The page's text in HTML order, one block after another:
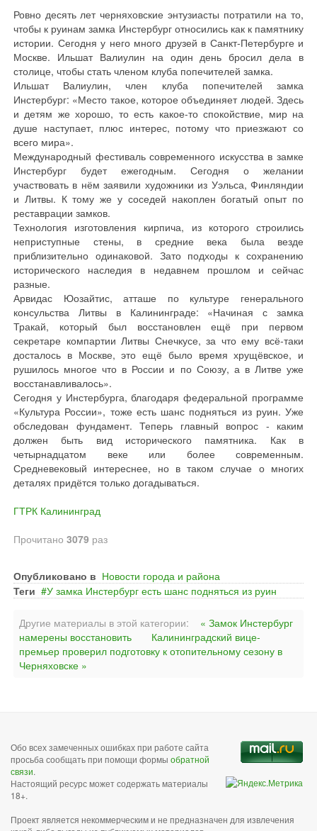
Ровно десять лет черняховские энтузиасты потратили на то,
чтобы к руинам замка Инстербург относились как к памятнику
истории. Сегодня у него много друзей в Санкт-Петербурге и
Москве. Ильшат Валиулин на один день бросил дела в
столице, чтобы стать членом клуба попечителей замка.
Ильшат Валиулин, член клуба попечителей замка
Инстербург: «Место такое, которое объединяет людей. Здесь
и детям же хорошо, то есть какое-то спокойствие, мир на
душе наступает, плюс интерес, потому что приезжают со
всего мира».
Международный фестиваль современного искусства в замке
Инстербург будет ежегодным. Сегодня о желании
участвовать в нём заявили художники из Уэльса, Финляндии
и Литвы. К тому же у соседей накоплен богатый опыт по
реставрации замков.
Технология изготовления кирпича, из которого строились
неприступные стены, в средние века была везде
приблизительно одинаковой. Зато подходы к сохранению
исторического наследия в недавнем прошлом и сейчас
разные.
Арвидас Юозайтис, атташе по культуре генерального
консульства Литвы в Калининграде: «Начиная с замка
Тракай, который был восстановлен ещё при первом
секретаре компартии Литвы Снечкусе, за что ему всё-таки
досталось в Москве, это ещё было время хрущёвское, и
рушилось многое что в России и по Союзу, а в Литве уже
восстанавливалось».
Сегодня у Инстербурга, благодаря федеральной программе
«Культура России», тоже есть шанс подняться из руин. Уже
обследован фундамент. Теперь главный вопрос - каким
должен быть вид исторического памятника. Как в
четырнадцатом веке или более современным.
Средневековый интереснее, но в таком случае о многих
деталях придётся только догадываться.
ГТРК Калининград
Прочитано 3079 раз
Опубликовано в Новости города и района
Теги
У замка Инстербург есть шанс подняться из руин
Другие материалы в этой категории:
« Замок Инстербург
намерены восстановить
Калининградский вице-
премьер проверил подготовку к отопительному сезону в
Черняховске »
Обо всех замеченных ошибках при работе сайта
просьба сообщать при помощи формы обратной
связи.
Настоящий ресурс может содержать материалы
18+.
Проект является некоммерческим и не предназначен для извлечения